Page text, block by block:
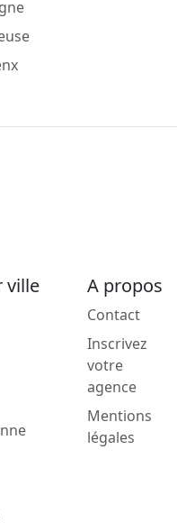
ville A propos
Contact
Inscrivez
votre
agence
Mentions
légales